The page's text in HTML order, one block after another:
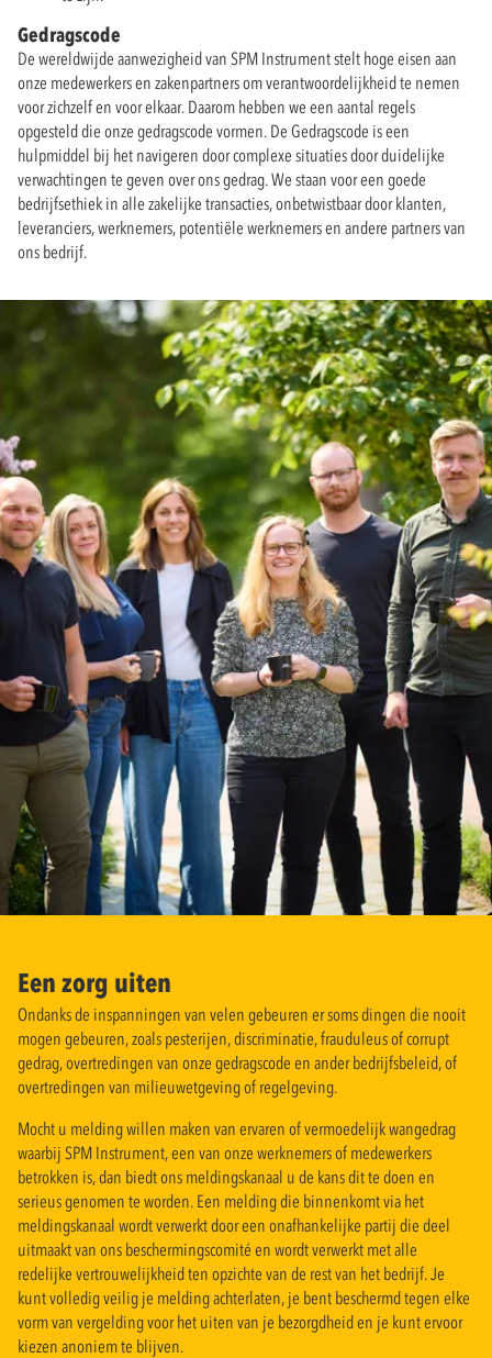
Gedragscode
De wereldwijde aanwezigheid van SPM Instrument stelt hoge eisen aan
onze medewerkers en zakenpartners om verantwoordelijkheid te nemen
voor zichzelf en voor elkaar. Daarom hebben we een aantal regels
opgesteld die onze gedragscode vormen. De Gedragscode is een
hulpmiddel bij het navigeren door complexe situaties door duidelijke
verwachtingen te geven over ons gedrag. We staan voor een goede
bedrijfsethiek in alle zakelijke transacties, onbetwistbaar door klanten,
leveranciers, werknemers, potentiële werknemers en andere partners van
ons bedrijf.
Een zorg uiten
Ondanks de inspanningen van velen gebeuren er soms dingen die nooit
mogen gebeuren, zoals pesterijen, discriminatie, frauduleus of corrupt
gedrag, overtredingen van onze gedragscode en ander bedrijfsbeleid, of
overtredingen van milieuwetgeving of regelgeving.
Mocht u melding willen maken van ervaren of vermoedelijk wangedrag
waarbij SPM Instrument, een van onze werknemers of medewerkers
betrokken is, dan biedt ons meldingskanaal u de kans dit te doen en
serieus genomen te worden. Een melding die binnenkomt via het
meldingskanaal wordt verwerkt door een onafhankelijke partij die deel
uitmaakt van ons beschermingscomité en wordt verwerkt met alle
redelijke vertrouwelijkheid ten opzichte van de rest van het bedrijf. Je
kunt volledig veilig je melding achterlaten, je bent beschermd tegen elke
vorm van vergelding voor het uiten van je bezorgdheid en je kunt ervoor
kiezen anoniem te blijven.